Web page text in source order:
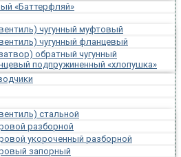
«Баттерфляй»
чугунный муфтовый
чугунный фланцевый
обратный чугунный
подпружиненный «хлопушка»
стальной
разборной
укороченный разборной
запорный